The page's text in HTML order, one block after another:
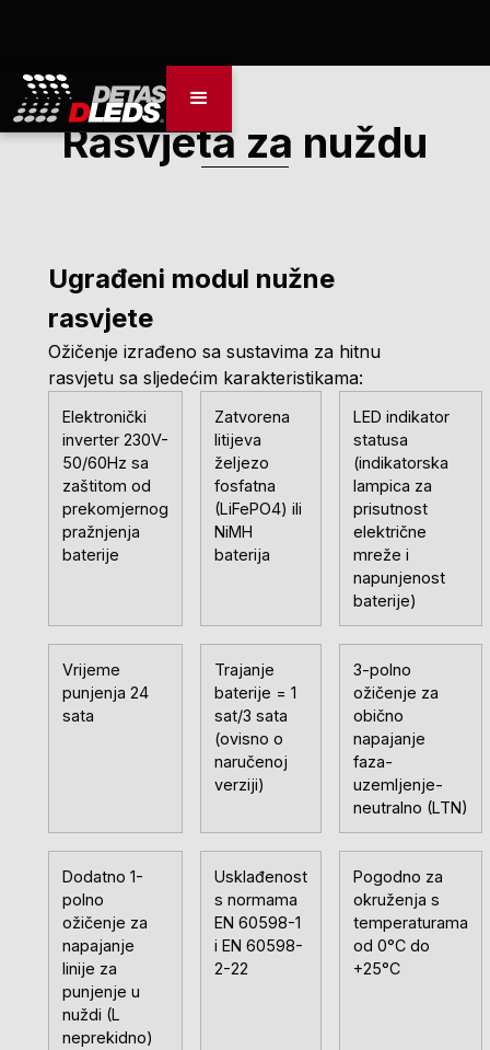
Rasvjeta za nuždu
Ugrađeni modul nužne
rasvjete
Ožičenje izrađeno sa sustavima za hitnu
rasvjetu sa sljedećim karakteristikama:
Elektronički
inverter 230V-
50/60Hz sa
zaštitom od
prekomjernog
pražnjenja
baterije
Zatvorena
litijeva
željezo
fosfatna
(LiFePO4) ili
NiMH
baterija
LED indikator
statusa
(indikatorska
lampica za
prisutnost
električne
mreže i
napunjenost
baterije)
Vrijeme
punjenja 24
sata
Trajanje
baterije = 1
sat/3 sata
(ovisno o
naručenoj
verziji)
3-polno
ožičenje za
obično
napajanje
faza-
uzemljenje-
neutralno (LTN)
Dodatno 1-
polno
ožičenje za
napajanje
linije za
punjenje u
nuždi (L
neprekidno)
Usklađenost
s normama
EN 60598-1
i EN 60598-
2-22
Pogodno za
okruženja s
temperaturama
od 0°C do
+25°C